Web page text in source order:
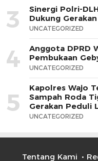
3
Sinergi Polri-
Dukung
UNCATEGORIZED
4
Anggota DPRD
Pembukaan
UNCATEGORIZED
5
Kapolres Wajo
Sampah Roda
Gerakan Peduli
UNCATEGORIZED
Tentang Kami